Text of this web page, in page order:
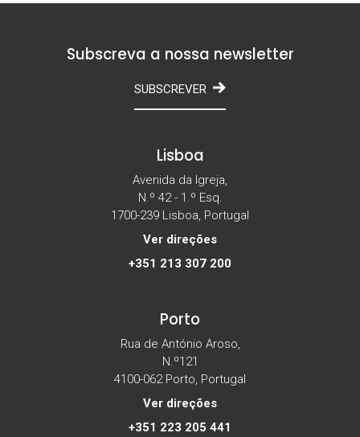
Subscreva a nossa newsletter
SUBSCREVER
Lisboa
Avenida da Igreja,
N.º 42 - 1.º Esq.
1700-239 Lisboa, Portugal
Ver direções
+351 213 307 200
Porto
Rua de António Aroso,
N.º121
4100-062 Porto, Portugal
Ver direções
+351 223 205 441